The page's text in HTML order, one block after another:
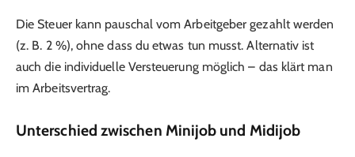
Die Steuer kann pauschal vom Arbeitgeber gezahlt werden
(z. B. 2 %), ohne dass du etwas tun musst. Alternativ ist
auch die individuelle Versteuerung möglich – das klärt man
im Arbeitsvertrag.
Unterschied zwischen Minijob und Midijob